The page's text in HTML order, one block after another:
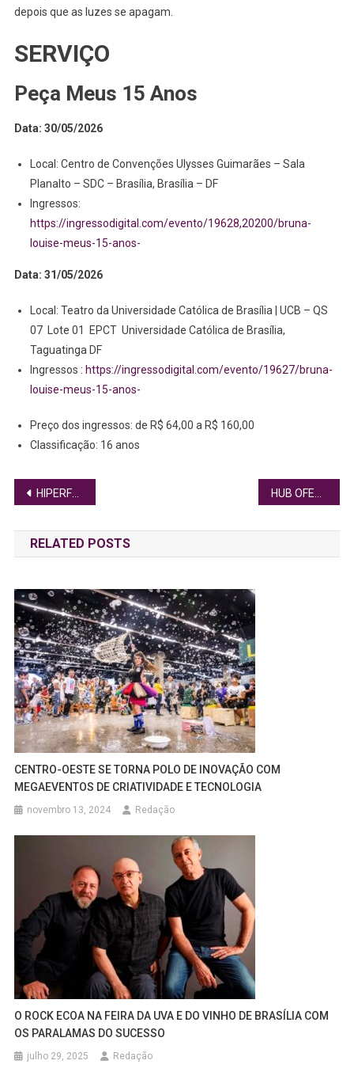
depois que as luzes se apagam.
SERVIÇO
Peça Meus 15 Anos
Data: 30/05/2026
Local: Centro de Convenções Ulysses Guimarães – Sala
Planalto – SDC – Brasília, Brasília – DF
Ingressos:
https://ingressodigital.com/evento/19628,20200/bruna-
louise-meus-15-anos-
Data: 31/05/2026
Local: Teatro da Universidade Católica de Brasília | UCB – QS
07 Lote 01 EPCT Universidade Católica de Brasília,
Taguatinga DF
Ingressos : https://ingressodigital.com/evento/19627/bruna-
louise-meus-15-anos-
Preço dos ingressos: de R$ 64,00 a R$ 160,00
Classificação: 16 anos
Navegação
de
Post
HIPERFOCO: ATÉ ONDE TER MUITO INTERESSE POR TEMAS ESPECÍFICOS É NORMAL?
RELATED POSTS
CENTRO-OESTE SE TORNA POLO DE INOVAÇÃO COM
MEGAEVENTOS DE CRIATIVIDADE E TECNOLOGIA
novembro 13, 2024 Redação
O ROCK ECOA NA FEIRA DA UVA E DO VINHO DE BRASÍLIA COM
OS PARALAMAS DO SUCESSO
julho 29, 2025 Redação